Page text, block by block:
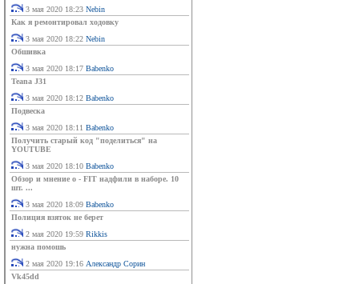
3 мая 2020 18:23 Nebin
Как я ремонтировал ходовку
3 мая 2020 18:22 Nebin
Обшивка
3 мая 2020 18:17 Babenko
Teana J31
3 мая 2020 18:12 Babenko
Подвеска
3 мая 2020 18:11 Babenko
Получить старый код "поделиться" на
YOUTUBE
3 мая 2020 18:10 Babenko
Обзор и мнение о - FIT надфили в наборе. 10
шт. ...
3 мая 2020 18:09 Babenko
Полиция взяток не берет
2 мая 2020 19:59 Rikkis
нужна помошь
2 мая 2020 19:16 Александр Сорин
Vk45dd